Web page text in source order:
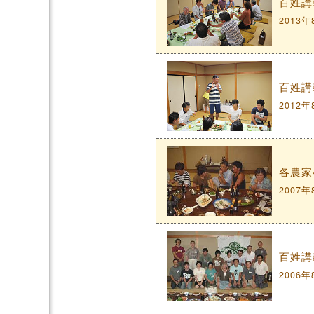
2013年
百姓
2012年
各農
2007年
百姓
2006年